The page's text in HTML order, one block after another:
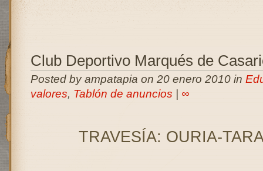
Club Deportivo Marqués de
Posted by ampatapia on 20 enero 2010 in
valores, Tablón de anuncios ∞
TRAVESÍA: OURIA-